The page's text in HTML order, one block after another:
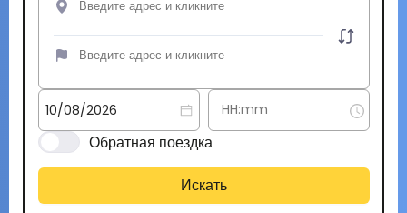
Обратная поездка
Искать